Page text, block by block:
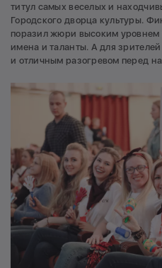
титул самых веселых и
Городского дворца культуры.
поразил жюри высоким уровнем
имена и таланты. А для
и отличным разогревом перед